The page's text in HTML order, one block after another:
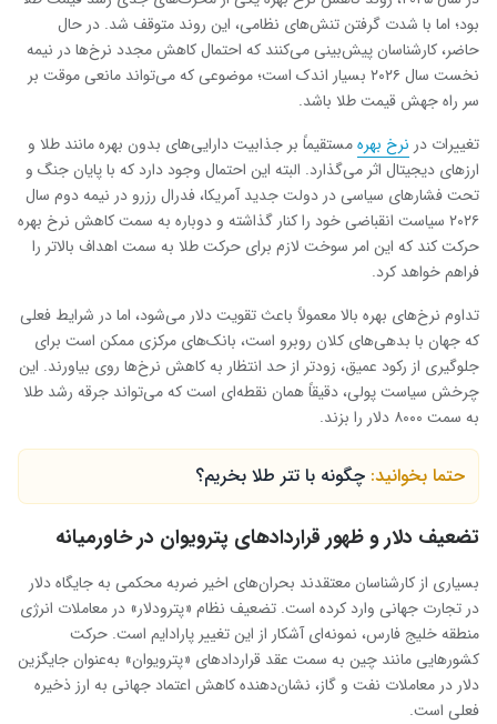
بود؛ اما با شدت گرفتن تنش‌های نظامی، این روند متوقف شد. در حال
حاضر، کارشناسان پیش‌بینی می‌کنند که احتمال کاهش مجدد نرخ‌ها در نیمه
نخست سال ۲۰۲۶ بسیار اندک است؛ موضوعی که می‌تواند مانعی موقت بر
سر راه جهش قیمت طلا باشد.
تغییرات در نرخ بهرهمستقیماً بر جذابیت دارایی‌های بدون بهره مانند طلا و
ارزهای دیجیتال اثر می‌گذارد. البته این احتمال وجود دارد که با پایان جنگ و
تحت فشارهای سیاسی در دولت جدید آمریکا، فدرال رزرو در نیمه دوم سال
۲۰۲۶ سیاست انقباضی خود را کنار گذاشته و دوباره به سمت کاهش نرخ بهره
حرکت کند که این امر سوخت لازم برای حرکت طلا به سمت اهداف بالاتر را
فراهم خواهد کرد.
تداوم نرخ‌های بهره بالا معمولاً باعث تقویت دلار می‌شود، اما در شرایط فعلی
که جهان با بدهی‌های کلان روبرو است، بانک‌های مرکزی ممکن است برای
جلوگیری از رکود عمیق، زودتر از حد انتظار به کاهش نرخ‌ها روی بیاورند. این
چرخش سیاست پولی، دقیقاً همان نقطه‌ای است که می‌تواند جرقه رشد طلا
به سمت ۸۰۰۰ دلار را بزند.
حتما بخوانید: چگونه با تتر طلا بخریم؟
تضعیف دلار و ظهور قراردادهای پترویوان در خاورمیانه
بسیاری از کارشناسان معتقدند بحران‌های اخیر ضربه محکمی به جایگاه دلار
در تجارت جهانی وارد کرده است. تضعیف نظام «پترودلار» در معاملات انرژی
منطقه خلیج فارس، نمونه‌ای آشکار از این تغییر پارادایم است. حرکت
کشورهایی مانند چین به سمت عقد قراردادهای «پترویوان» به‌عنوان جایگزین
دلار در معاملات نفت و گاز، نشان‌دهنده کاهش اعتماد جهانی به ارز ذخیره
فعلی است.